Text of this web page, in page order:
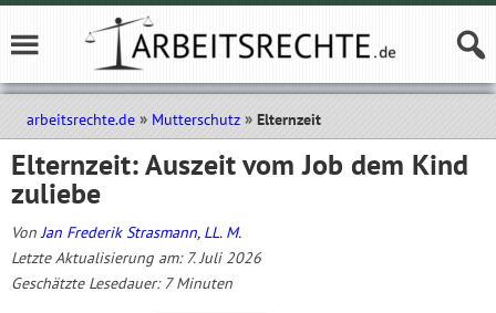
arbeitsrechte.de Mutterschutz Elternzeit
Elternzeit: Auszeit vom Job dem Kind
zuliebe
VonJan Frederik Strasmann, LL. M.
Letzte Aktualisierung am: 7. Juli 2026
Geschätzte Lesedauer: 7 Minuten